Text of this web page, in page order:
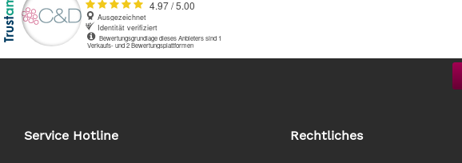
Service Hotline Rechtliches